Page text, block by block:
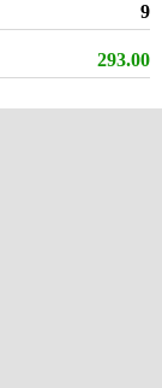
9
293.00